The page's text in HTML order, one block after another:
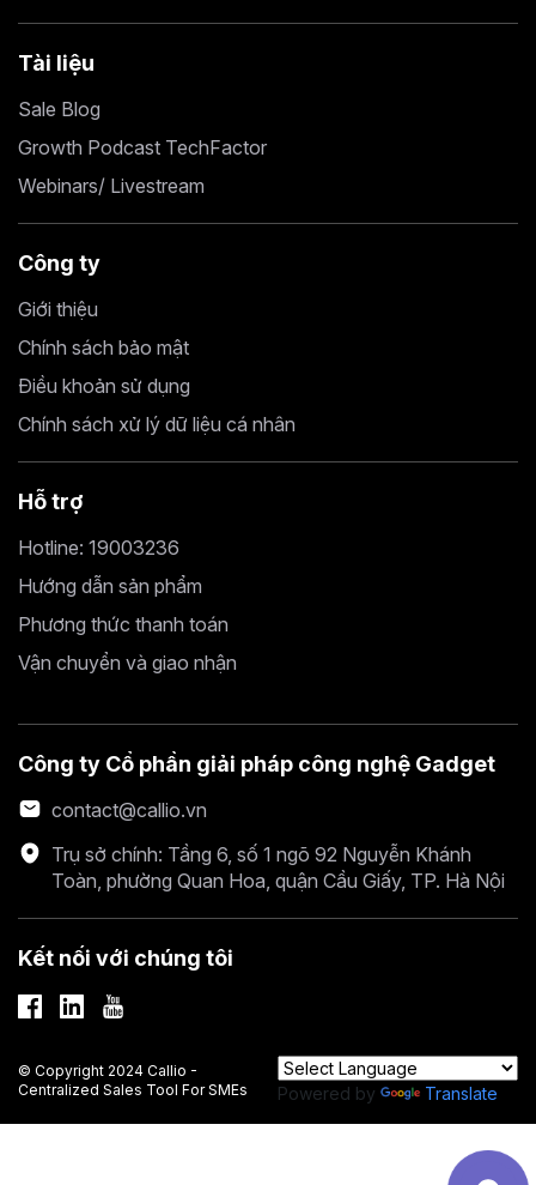
Tài liệu
Sale Blog
Growth Podcast TechFactor
Webinars/ Livestream
Công ty
Giới thiệu
Chính sách bảo mật
Điều khoản sử dụng
Chính sách xử lý dữ liệu cá nhân
Hỗ trợ
Hotline: 19003236
Hướng dẫn sản phẩm
Phương thức thanh toán
Vận chuyển và giao nhận
Công ty Cổ phần giải pháp công nghệ Gadget
contact@callio.vn
Trụ sở chính: Tầng 6, số 1 ngõ 92 Nguyễn Khánh
Toàn, phường Quan Hoa, quận Cầu Giấy, TP. Hà Nội
Kết nối với chúng tôi
© Copyright 2024 Callio -
Centralized Sales Tool For SMEs
Powered by Translate